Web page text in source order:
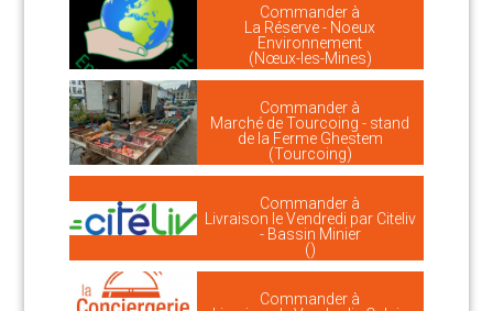
Commander à
La Réserve - Noeux
Environnement
(Nœux-les-Mines)
Commander à
Marché de Tourcoing - stand
de la Ferme Ghestem
(Tourcoing)
Commander à
Livraison le Vendredi par Citeliv
- Bassin Minier
()
Commander à